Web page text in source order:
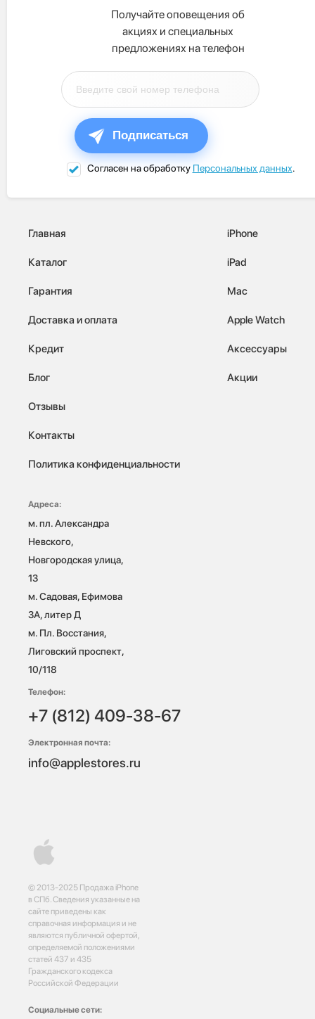
Получайте оповещения об
акциях и специальных
предложениях на телефон
Подписаться
Согласен на обработку Персональных данных.
© 2013-2025 Продажа iPhone
в СПб. Сведения указанные на
сайте приведены как
справочная информация и не
являются публичной офертой,
определяемой положениями
статей 437 и 435
Гражданского кодекса
Российской Федерации
Социальные сети:
Главная
Каталог
Гарантия
Доставка и оплата
Кредит
Блог
Отзывы
Контакты
Политика конфиденциальности
iPhone
iPad
Mac
Apple Watch
Аксессуары
Акции
Адреса:
м. пл. Александра
Невского,
Новгородская улица,
13
м. Садовая, Ефимова
3А, литер Д
м. Пл. Восстания,
Лиговский проспект,
10/118
Телефон:
+7 (812) 409-38-67
Электронная почта:
info@applestores.ru